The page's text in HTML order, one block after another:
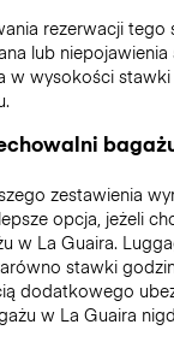
rezerwacji tego
lub niepojawienia
w wysokości stawki
zestawienia
opcja, jeżeli
w La Guaira.
stawki
dodatkowego
w La Guaira